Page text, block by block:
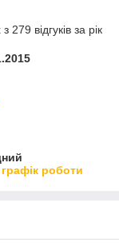
279 відгуків за рік
роботи